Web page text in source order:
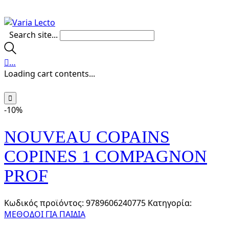
Search site...
…
Loading cart contents...
-10%
NOUVEAU COPAINS
COPINES 1 COMPAGNON
PROF
Κωδικός προϊόντος: 9789606240775 Κατηγορία:
ΜΕΘΟΔΟΙ ΓΙΑ ΠΑΙΔΙΑ